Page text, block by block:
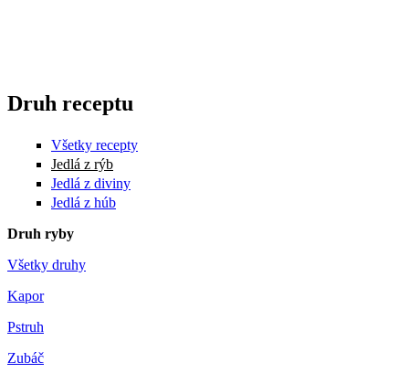
Druh receptu
Všetky recepty
Jedlá z rýb
Jedlá z diviny
Jedlá z húb
Druh ryby
Všetky druhy
Kapor
Pstruh
Zubáč